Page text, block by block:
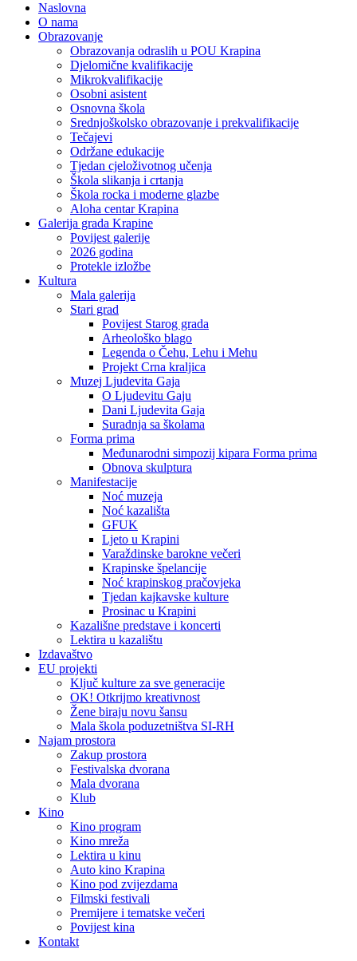
Naslovna
O nama
Obrazovanje
Obrazovanja odraslih u POU Krapina
Djelomične kvalifikacije
Mikrokvalifikacije
Osobni asistent
Osnovna škola
Srednjoškolsko obrazovanje i prekvalifikacije
Tečajevi
Održane edukacije
Tjedan cjeloživotnog učenja
Škola slikanja i crtanja
Škola rocka i moderne glazbe
Aloha centar Krapina
Galerija grada Krapine
Povijest galerije
2026 godina
Protekle izložbe
Kultura
Mala galerija
Stari grad
Povijest Starog grada
Arheološko blago
Legenda o Čehu, Lehu i Mehu
Projekt Crna kraljica
Muzej Ljudevita Gaja
O Ljudevitu Gaju
Dani Ljudevita Gaja
Suradnja sa školama
Forma prima
Međunarodni simpozij kipara Forma prima
Obnova skulptura
Manifestacije
Noć muzeja
Noć kazališta
GFUK
Ljeto u Krapini
Varaždinske barokne večeri
Krapinske špelancije
Noć krapinskog pračovjeka
Tjedan kajkavske kulture
Prosinac u Krapini
Kazališne predstave i koncerti
Lektira u kazalištu
Izdavaštvo
EU projekti
Ključ kulture za sve generacije
OK! Otkrijmo kreativnost
Žene biraju novu šansu
Mala škola poduzetništva SI-RH
Najam prostora
Zakup prostora
Festivalska dvorana
Mala dvorana
Klub
Kino
Kino program
Kino mreža
Lektira u kinu
Auto kino Krapina
Kino pod zvijezdama
Filmski festivali
Premijere i tematske večeri
Povijest kina
Kontakt